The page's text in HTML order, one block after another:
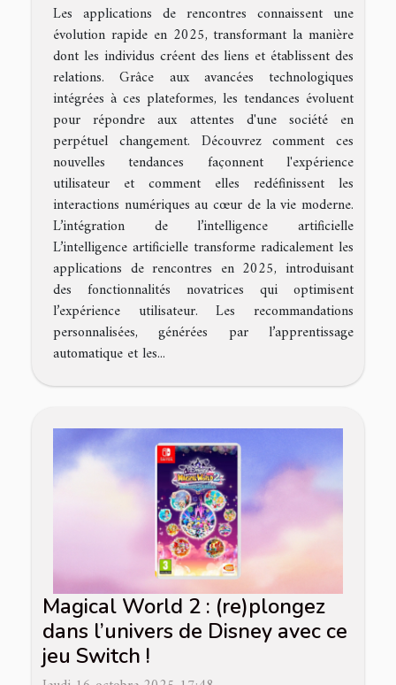
Les applications de rencontres connaissent une
évolution rapide en 2025, transformant la manière
dont les individus créent des liens et établissent des
relations. Grâce aux avancées technologiques
intégrées à ces plateformes, les tendances évoluent
pour répondre aux attentes d'une société en
perpétuel changement. Découvrez comment ces
nouvelles tendances façonnent l'expérience
utilisateur et comment elles redéfinissent les
interactions numériques au cœur de la vie moderne.
L’intégration de l’intelligence artificielle
L’intelligence artificielle transforme radicalement les
applications de rencontres en 2025, introduisant
des fonctionnalités novatrices qui optimisent
l’expérience utilisateur. Les recommandations
personnalisées, générées par l’apprentissage
automatique et les...
Magical World 2 : (re)plongez
dans l’univers de Disney avec ce
jeu Switch !